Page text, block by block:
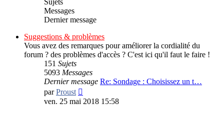
Messages
Dernier message
Suggestions & problèmes
Vous avez des remarques pour améliorer la cordialité du
forum ? des problèmes d'accès ? C'est ici qu'il faut le faire !
151 Sujets
5093 Messages
Dernier message Re: Sondage : Choisissez un t…
parProust
le
ven. 25 mai 2018 15:58